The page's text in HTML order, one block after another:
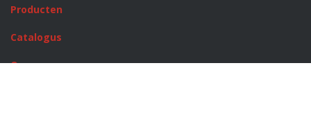
Producten
Catalogus
Over ons